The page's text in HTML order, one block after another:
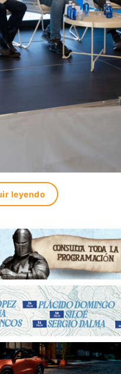
leyendo